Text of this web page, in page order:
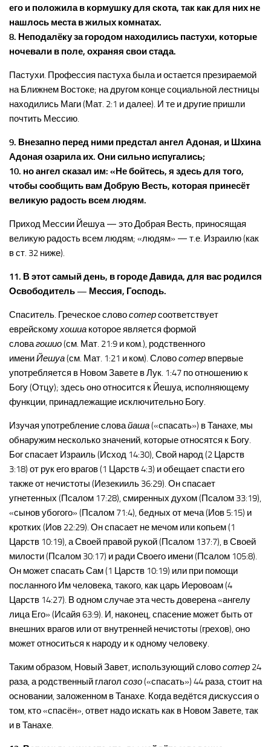
его и положила в кормушку для скота, так как для них не
нашлось места в жилых комнатах.
8. Неподалёку за городом находились пастухи, которые
ночевали в поле, охраняя свои стада.
Пастухи. Профессия пастуха была и остается презираемой
на Ближнем Востоке; на другом конце социальной лестницы
находились Маги (Мат. 2:1 и далее). И те и другие пришли
почтить Мессию.
9. Внезапно перед ними предстал ангел Адоная, и Шхина
Адоная озарила их. Они сильно испугались;
10. но ангел сказал им: «Не бойтесь, я здесь для того,
чтобы сообщить вам Добрую Весть, которая принесёт
великую радость всем людям.
Приход Мессии Йешуа — это Добрая Весть, приносящая
великую радость всем людям; «людям» — т.е. Израилю (как
в ст. 32 ниже).
11. В этот самый день, в городе Давида, для вас родился
Освободитель — Мессия, Господь.
Спаситель. Греческое словосотерсоответствует
еврейскомухошиа которое является формой
словагошио(см. Мат. 21:9 и ком.), родственного
имениЙешуа(см. Мат. 1:21 и ком). Словосотер впервые
употребляется в Новом Завете в Лук. 1:47 по отношению к
Богу (Отцу); здесь оно относится к Йешуа, исполняющему
функции, принадлежащие исключительно Богу.
Изучая употребление словайаша(«спасать») в Танахе, мы
обнаружим несколько значений, которые относятся к Богу.
Бог спасает Израиль (Исход 14:30), Свой народ (2 Царств
3:18) от рук его врагов (1 Царств 4:3) и обещает спасти его
также от нечистоты (Иезекииль 36:29). Он спасает
угнетенных (Псалом 17:28), смиренных духом (Псалом 33:19),
«сынов убогого» (Псалом 71:4), бедных от меча (Иов 5:15) и
кротких (Иов 22:29). Он спасает не мечом или копьем (1
Царств 10:19), а Своей правой рукой (Псалом 137:7), в Своей
милости (Псалом 30:17) и ради Своего имени (Псалом 105:8).
Он может спасать Сам (1 Царств 10:19) или при помощи
посланного Им человека, такого, как царь Иеровоам (4
Царств 14:27). В одном случае эта честь доверена «ангелу
лица Его» (Исайя 63:9). И, наконец, спасение может быть от
внешних врагов или от внутренней нечистоты (грехов), оно
может относиться к народу и к одному человеку.
Таким образом, Новый Завет, использующий словосотер 24
раза, а родственный глагол созо(«спасать») 44 раза, стоит на
основании, заложенном в Танахе. Когда ведётся дискуссия о
том, кто «спасён», ответ надо искать как в Новом Завете, так
и в Танахе.